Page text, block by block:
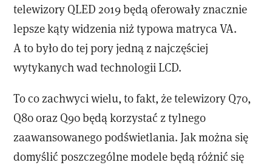
telewizory QLED 2019 będą oferowały znacznie
lepsze kąty widzenia niż typowa matryca VA.
A to było do tej pory jedną z najczęściej
wytykanych wad technologii LCD.
To co zachwyci wielu, to fakt, że telewizory Q70,
Q80 oraz Q90 będą korzystać z tylnego
zaawansowanego podświetlania. Jak można się
domyślić poszczególne modele będą różnić się